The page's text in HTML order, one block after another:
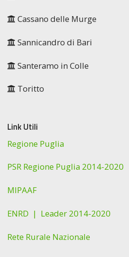
Cassano delle Murge
Sannicandro di Bari
Santeramo in Colle
Toritto
Link Utili
Regione Puglia
PSR Regione Puglia 2014-2020
MIPAAF
ENRD | Leader 2014-2020
Rete Rurale Nazionale